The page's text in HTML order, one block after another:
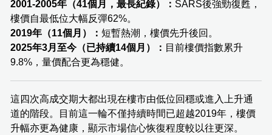
2001-2005年（41個月，最長紀錄）： SARS後強勁復甦，
樓價自最低位大幅反彈62%。
2019年（11個月）： 短暫熱潮，樓價先升後回。
2025年3月至今（已持續14個月）： 目前樓價指數累升
9.8%，量價配合更為穩健。
這四次高成交期大都出現在樓市由低位回穩或進入上升通
道的階段。目前這一輪不僅持續時間已超越2019年，樓價
升幅亦更為健康，顯示市場信心恢復程度較以往更深。